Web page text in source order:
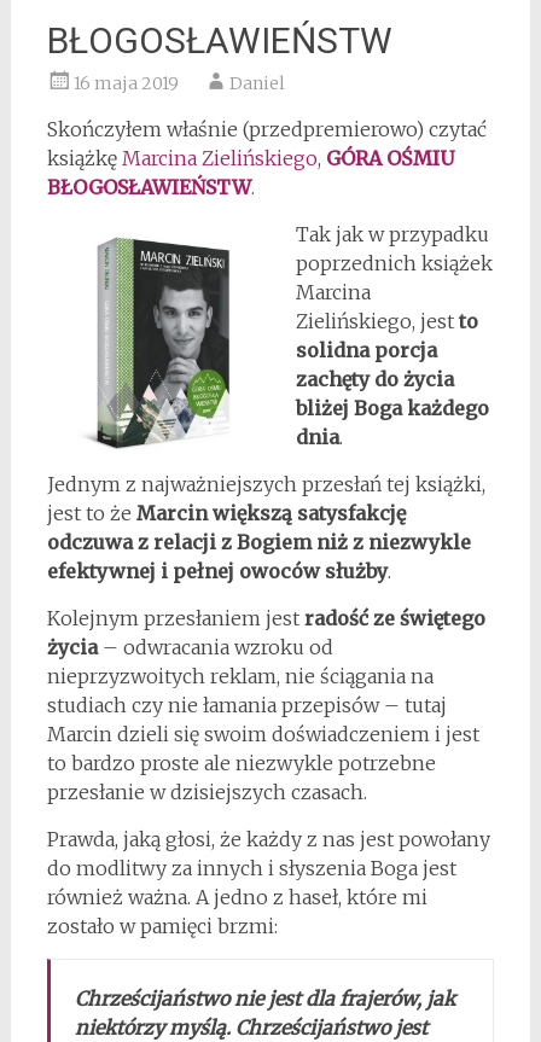
BŁOGOSŁAWIEŃSTW
16 maja 2019 Daniel
Skończyłem właśnie (przedpremierowo) czytać
książkę Marcina Zielińskiego, GÓRA OŚMIU
BŁOGOSŁAWIEŃSTW.
Tak jak w przypadku
poprzednich książek
Marcina
Zielińskiego, jestto
solidna porcja
zachęty do życia
bliżej Boga każdego
dnia.
Jednym z najważniejszych przesłań tej książki,
jest to że Marcin większą satysfakcję
odczuwa z relacji z Bogiem niż z niezwykle
efektywnej i pełnej owoców służby.
Kolejnym przesłaniem jest radość ze świętego
życia– odwracania wzroku od
nieprzyzwoitych reklam, nie ściągania na
studiach czy nie łamania przepisów – tutaj
Marcin dzieli się swoim doświadczeniem i jest
to bardzo proste ale niezwykle potrzebne
przesłanie w dzisiejszych czasach.
Prawda, jaką głosi, że każdy z nas jest powołany
do modlitwy za innych i słyszenia Boga jest
również ważna. A jedno z haseł, które mi
zostało w pamięci brzmi:
Chrześcijaństwo nie jest dla frajerów, jak
niektórzy myślą. Chrześcijaństwo jest